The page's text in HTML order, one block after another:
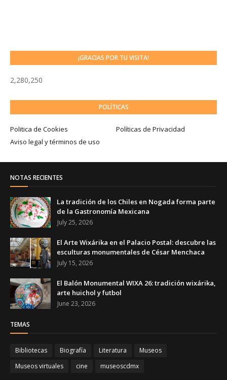
¡GRACIAS POR TU VISITA!
2,280,250
POLÍTICAS
Politica de Cookies
Políticas de Privacidad
Aviso legal y términos de uso
NOTAS RECIENTES
La tradición de los Chiles en Nogada forma parte
de la Gastronomía Mexicana
July 25, 2026
El Arte Wixárika en el Palacio Postal: descubre las
esculturas monumentales de César Menchaca
July 15, 2026
El Balón Monumental WIXA 26: tradición wixárika,
arte huichol y futbol
June 23, 2026
TEMAS
Bibliotecas Biografía Literatura
Museos
Museos virtuales
cine museoscdmx